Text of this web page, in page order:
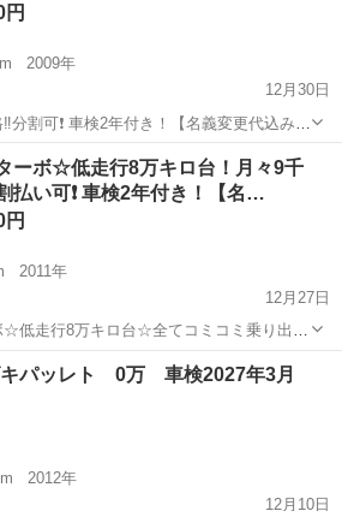
2009年
12月30日
割可❗️ 車検2年付き！【名義変更代込み】
XS☆HDDナビ付き☆走行中DVD見れま
ライドドア付き☆スマートキー☆便利な
ト 走行距離
ーボ☆低走行8万キロ台！月々9千
払い可❗️ 車検2年付き！【名…
2011年
12月27日
☆低走行8万キロ台☆全てコミコミ乗り出し
！【名義変更代込み】大人気☆スズキ パレ
走行中DVD見れます☆便利な電動スライド
ト 走行距離
キパッレト 0万 車検2027年3月
2012年
12月10日